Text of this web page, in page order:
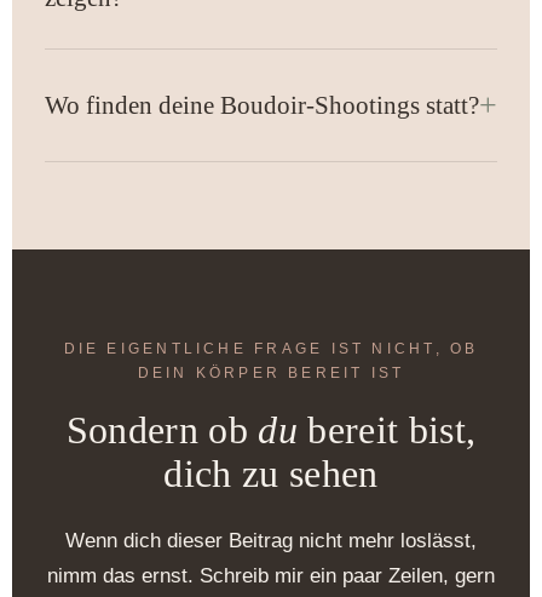
Wo finden deine Boudoir-Shootings statt?
DIE EIGENTLICHE FRAGE IST NICHT, OB
DEIN KÖRPER BEREIT IST
Sondern ob du bereit bist,
dich zu sehen
Wenn dich dieser Beitrag nicht mehr loslässt,
nimm das ernst. Schreib mir ein paar Zeilen, gern